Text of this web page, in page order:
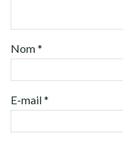
Nom*
E-mail*